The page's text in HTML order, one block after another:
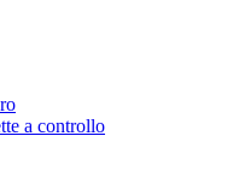
a controllo